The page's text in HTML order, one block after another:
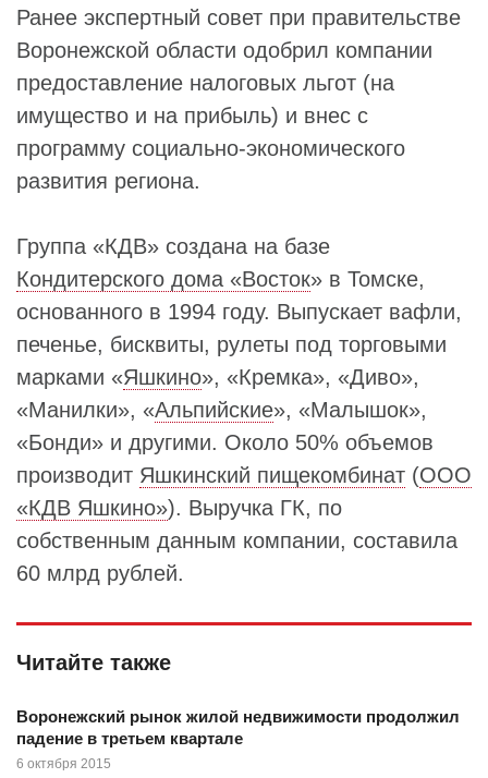
Ранее экспертный совет при правительстве
Воронежской области одобрил компании
предоставление налоговых льгот (на
имущество и на прибыль) и внес с
программу социально-экономического
развития региона.
Группа «КДВ» создана на базе
Кондитерского дома «Восток» в Томске,
основанного в 1994 году. Выпускает вафли,
печенье, бисквиты, рулеты под торговыми
марками «Яшкино», «Кремка», «Диво»,
«Манилки», «Альпийские», «Малышок»,
«Бонди» и другими. Около 50% объемов
производит Яшкинский пищекомбинат (ООО
«КДВ Яшкино»). Выручка ГК, по
собственным данным компании, составила
60 млрд рублей.
Читайте также
Воронежский рынок жилой недвижимости продолжил
падение в третьем квартале
6 октября 2015